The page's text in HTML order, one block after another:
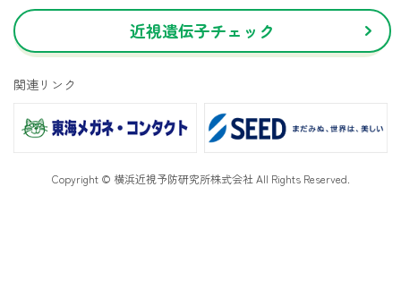
近視遺伝子チェック
関連リンク
Copyright © 横浜近視予防研究所株式会社 All Rights Reserved.